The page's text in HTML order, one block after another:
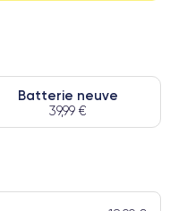
Premium.
Batterie neuve
39,99 €